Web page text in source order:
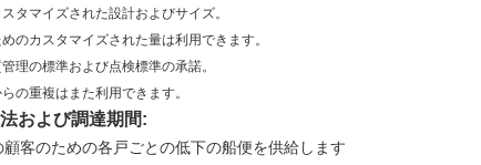
タマイズされた設計およびサイズ。
のカスタマイズされた量は利用できます。
理の標準および点検標準の承諾。
の重複はまた利用できます。
および調達期間:
客のための各戸ごとの低下の船便を供給します